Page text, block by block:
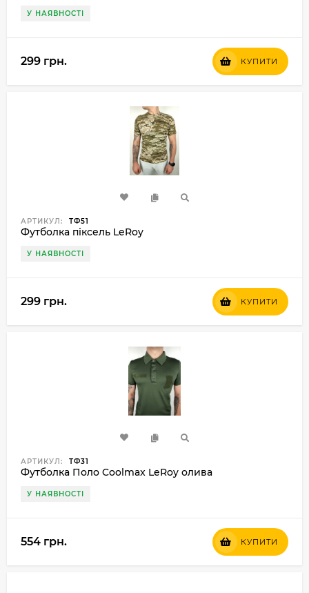
У НАЯВНОСТІ
299 грн. КУПИТИ
АРТИКУЛ: ТФ51
Футболка піксель LeRoy
У НАЯВНОСТІ
299 грн. КУПИТИ
АРТИКУЛ: ТФ31
Футболка Поло Coolmax LeRoy олива
У НАЯВНОСТІ
554 грн. КУПИТИ